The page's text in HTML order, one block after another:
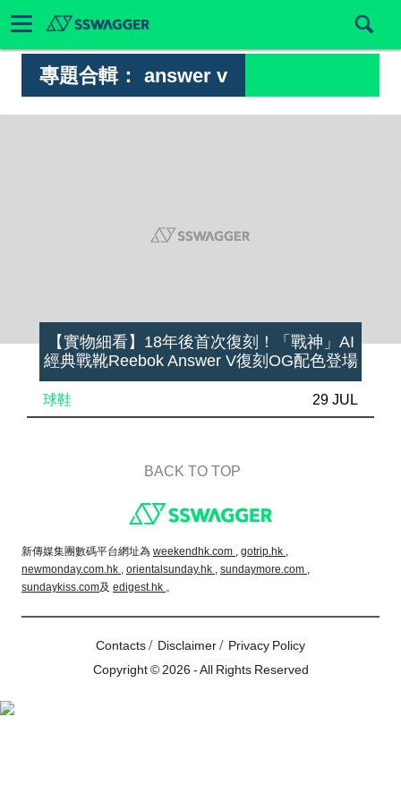
專題合輯： answer v
【實物細看】18年後首次復刻！「戰神」AI
經典戰靴Reebok Answer V復刻OG配色登場
球鞋 29 JUL
BACK TO TOP
新傳媒集團數碼平台網址為 weekendhk.com , gotrip.hk ,
newmonday.com.hk , orientalsunday.hk , sundaymore.com ,
sundaykiss.com及 edigest.hk 。
Contacts/ Disclaimer/ Privacy Policy
Copyright © 2026 - All Rights Reserved